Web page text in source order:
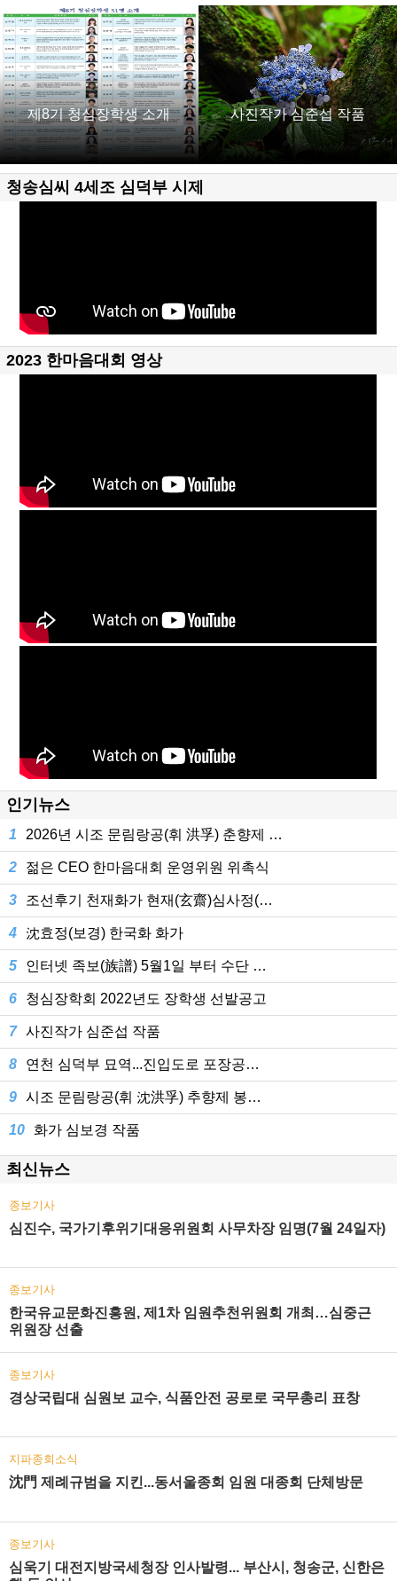
제8기 청심장학생 소개 사진작가 심준섭 작품
청송심씨 4세조 심덕부 시제
2023 한마음대회 영상
인기뉴스
1 2026년 시조 문림랑공(휘 洪孚) 춘향제 …
2 젊은 CEO 한마음대회 운영위원 위촉식
3 조선후기 천재화가 현재(玄齋)심사정(…
4 沈효정(보경) 한국화 화가
5 인터넷 족보(族譜) 5월1일 부터 수단 …
6 청심장학회 2022년도 장학생 선발공고
7 사진작가 심준섭 작품
8 연천 심덕부 묘역...진입도로 포장공…
9 시조 문림랑공(휘 沈洪孚) 추향제 봉…
10 화가 심보경 작품
최신뉴스
종보기사
심진수, 국가기후위기대응위원회 사무차장 임명(7월 24일자)
종보기사
한국유교문화진흥원, 제1차 임원추천위원회 개최…심중근
위원장 선출
종보기사
경상국립대 심원보 교수, 식품안전 공로로 국무총리 표창
지파종회소식
沈門 제례규범을 지킨...동서울종회 임원 대종회 단체방문
종보기사
심욱기 대전지방국세청장 인사발령... 부산시, 청송군, 신한은